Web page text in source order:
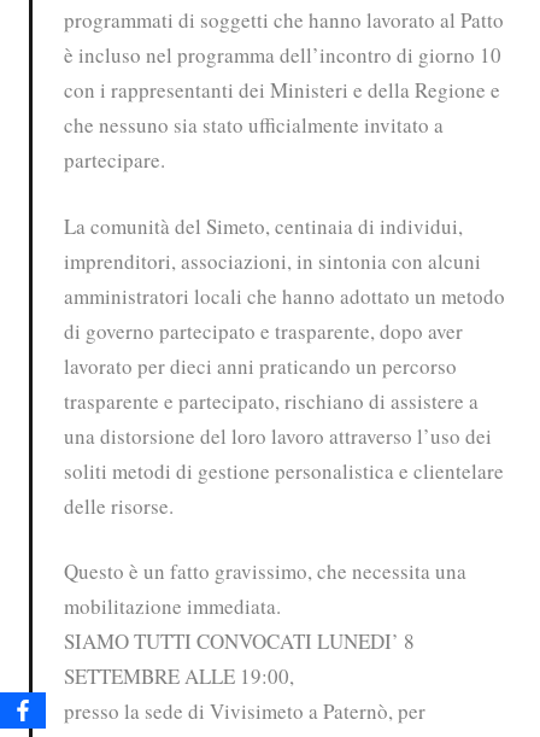
programmati di soggetti che hanno lavorato al Patto
è incluso nel programma dell’incontro di giorno 10
con i rappresentanti dei Ministeri e della Regione e
che nessuno sia stato ufficialmente invitato a
partecipare.
La comunità del Simeto, centinaia di individui,
imprenditori, associazioni, in sintonia con alcuni
amministratori locali che hanno adottato un metodo
di governo partecipato e trasparente, dopo aver
lavorato per dieci anni praticando un percorso
trasparente e partecipato, rischiano di assistere a
una distorsione del loro lavoro attraverso l’uso dei
soliti metodi di gestione personalistica e clientelare
delle risorse.
Questo è un fatto gravissimo, che necessita una
mobilitazione immediata.
SIAMO TUTTI CONVOCATI LUNEDI’ 8
SETTEMBRE ALLE 19:00,
presso la sede di Vivisimeto a Paternò, per